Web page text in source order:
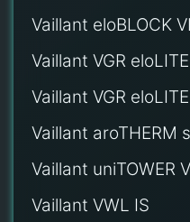
Vaillant eloBLOCK
Vaillant VGR
Vaillant VGR
Vaillant aroTHERM
Vaillant uniTOWER
Vaillant VWL IS